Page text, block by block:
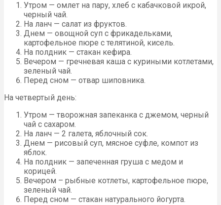
Утром — омлет на пару, хлеб с кабачковой икрой,
черный чай.
На ланч — салат из фруктов.
Днем — овощной суп с фрикадельками,
картофельное пюре с телятиной, кисель.
На полдник — стакан кефира.
Вечером — гречневая каша с куриными котлетами,
зеленый чай.
Перед сном — отвар шиповника.
На четвертый день:
Утром — творожная запеканка с джемом, черный
чай с сахаром.
На ланч — 2 галета, яблочный сок.
Днем — рисовый суп, мясное суфле, компот из
яблок.
На полдник — запеченная груша с медом и
корицей.
Вечером – рыбные котлеты, картофельное пюре,
зеленый чай.
Перед сном — стакан натурального йогурта.